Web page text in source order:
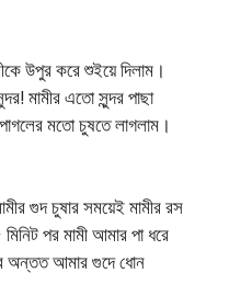
উপুর করে শুইয়ে দিলাম।
মামীর এতো সুন্দর পাছা
মতো চুষতে লাগলাম।
গুদ চুষার সময়েই মামীর রস
পর মামী আমার পা ধরে
অন্তত আমার গুদে ধোন